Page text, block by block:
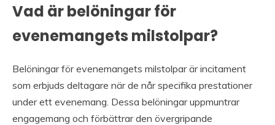
Vad är belöningar för
evenemangets milstolpar?
Belöningar för evenemangets milstolpar är incitament
som erbjuds deltagare när de når specifika prestationer
under ett evenemang. Dessa belöningar uppmuntrar
engagemang och förbättrar den övergripande